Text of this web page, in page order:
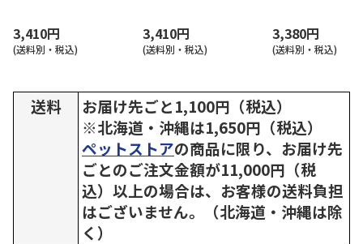
3,410円
(送料別・税込)
3,410円
(送料別・税込)
3,380円
(送料別・税込)
送料
お届け先ごと1,100円（税込）
※北海道・沖縄は1,650円（税込）
ペットストアの商品に限り、お届け先
ごとのご注文金額が11,000円（税
込）以上の場合は、お客様の送料負担
はございません。（北海道・沖縄は除
く）